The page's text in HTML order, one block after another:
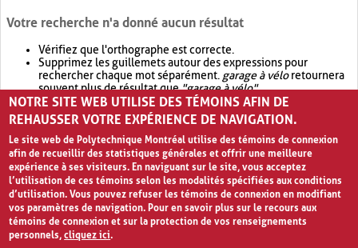
Votre recherche n'a donné aucun résultat
Vérifiez que l'orthographe est correcte.
Supprimez les guillemets autour des expressions pour
rechercher chaque mot séparément. garage à véloretournera
souvent plus de résultat que"garage à vélo".
Envisagez d'élargir votre recherche avec OR.garage OR vélo
retournera souvent plus de résultat quegarage à vélo
NOTRE SITE WEB UTILISE DES TÉMOINS AFIN DE
REHAUSSER VOTRE EXPÉRIENCE DE NAVIGATION.
Le site web de Polytechnique Montréal utilise des témoins de connexion
afin de recueillir des statistiques générales et offrir une meilleure
expérience à ses visiteurs. En naviguant sur le site, vous acceptez
l’utilisation de ces témoins selon les modalités spécifiées aux conditions
d’utilisation. Vous pouvez refuser les témoins de connexion en modifiant
vos paramètres de navigation. Pour en savoir plus sur le recours aux
témoins de connexion et sur la protection de vos renseignements
personnels,cliquez ici.